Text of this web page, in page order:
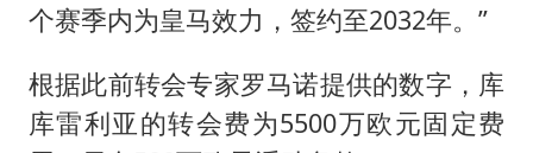
“梅姨”准确年龄仍未知
新华社权威快报|我国编制完成新版全月地质图
今年4位周星驰电影配角去世
个赛季内为皇马效力，签约至2032年。”
根据此前转会专家罗马诺提供的数字，库
库雷利亚的转会费为5500万欧元固定费